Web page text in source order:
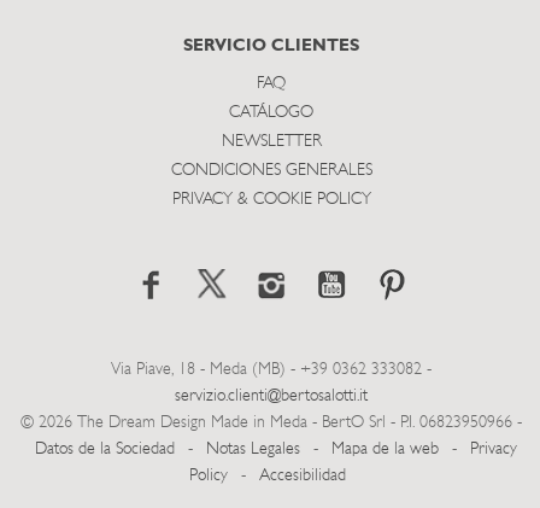
SERVICIO CLIENTES
FAQ
CATÁLOGO
NEWSLETTER
CONDICIONES GENERALES
PRIVACY & COOKIE POLICY
Via Piave, 18 - Meda (MB) - +39 0362 333082 -
servizio.clienti@bertosalotti.it
© 2026 The Dream Design Made in Meda - BertO Srl - P.I. 06823950966 -
Datos de la Sociedad
- Notas Legales - Mapa de la web -
Privacy
Policy
- Accesibilidad